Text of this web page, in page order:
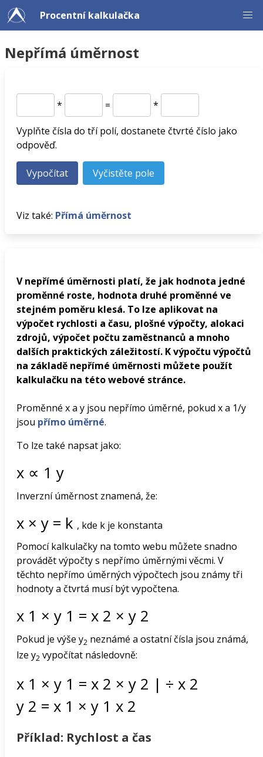
Procentní kalkulačka
Nepřímá úměrnost
* =
*
Vyplňte čísla do tří polí, dostanete čtvrté číslo jako
odpověď.
Viz také: Přímá úměrnost
V nepřímé úměrnosti platí, že jak hodnota jedné
proměnné roste, hodnota druhé proměnné ve
stejném poměru klesá. To lze aplikovat na
výpočet rychlosti a času, plošné výpočty, alokaci
zdrojů, výpočet počtu zaměstnanců a mnoho
dalších praktických záležitostí. K výpočtu výpočtů
na základě nepřímé úměrnosti můžete použít
kalkulačku na této webové stránce.
Proměnné x a y jsou nepřímo úměrné, pokud x a 1/y
jsou přímo úměrné.
To lze také napsat jako:
x ∝ 1 y
Inverzní úměrnost znamená, že:
x × y = k , kde k je konstanta
Pomocí kalkulačky na tomto webu můžete snadno
provádět výpočty s nepřímo úměrnými věcmi. V
těchto nepřímo úměrných výpočtech jsou známy tři
hodnoty a čtvrtá musí být vypočtena.
x 1 × y 1 = x 2 × y 2
Pokud je výše y2 neznámé a ostatní čísla jsou známá,
lze y2 vypočítat následovně:
x 1 × y 1 = x 2 × y 2 | ÷ x 2
y 2 = x 1 × y 1 x 2
Příklad: Rychlost a čas